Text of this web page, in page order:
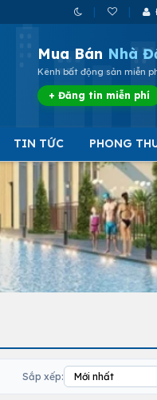
Mua Bán Nhà
Kênh bất động sản miễn
+ Đăng tin miễn phí
TIN TỨC PHONG
Sắp xếp: